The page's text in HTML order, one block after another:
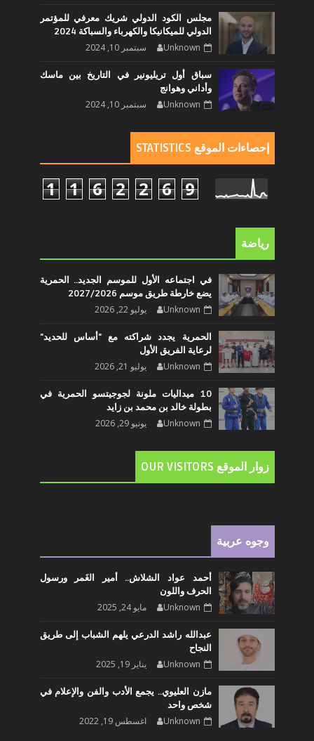
مجلس الكود الدولي شريك معرفي للمؤتمر
الدولي للميكانيكا والكهرباء والسباكة 2024
Unknown سبتمبر 10, 2024
سباق أول تريليونير في التاريخ بين ماسك
وأداني وهوانج
Unknown سبتمبر 10, 2024
إحصاءات الموقع STATISTICS
1 1 6 2 2 6 9
رياضة
في اجتماعه الأول للموسم الجديد.. الحمرية
يضع خارطة طريق موسم 2027/2026
Unknown يوليو 22, 2026
الحمرية يجدد شراكته مع "أساس للحديد"
لرعاية الفريق الأول
Unknown يوليو 21, 2026
10 ميداليات ملونة لجوجيتسو الحمرية في
بطولة خالد بن محمد بن زايد
Unknown يونيو 29, 2026
زوار الموقع OUR VISITORS
وجوه عربية
أحمد عواد الشلاش.. أمير الغَمر ورسول
الحرف واللون
Unknown مايو 24, 2025
عبدالله راشد الدرعي يلهم الشباب إلى طريق
النجاح
Unknown يناير 19, 2025
مازن العليوي.. يجمع الأدب والفن والإعلام في
شخص واحد
Unknown اغسطس 19, 2022